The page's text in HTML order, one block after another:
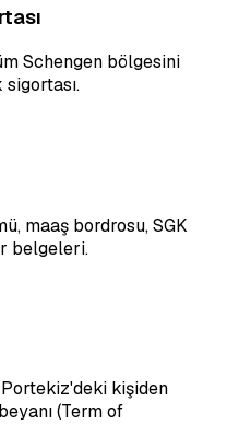
Schengen bölgesini
maaş bordrosu, SGK
belgeleri.
kişiden
(Term of